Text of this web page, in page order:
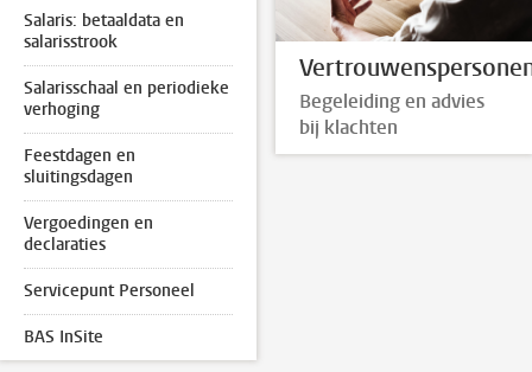
Salaris: betaaldata en
salarisstrook
Salarisschaal en periodieke
verhoging
Feestdagen en
sluitingsdagen
Vergoedingen en
declaraties
Servicepunt Personeel
BAS InSite
Begeleiding en advies
bij klachten